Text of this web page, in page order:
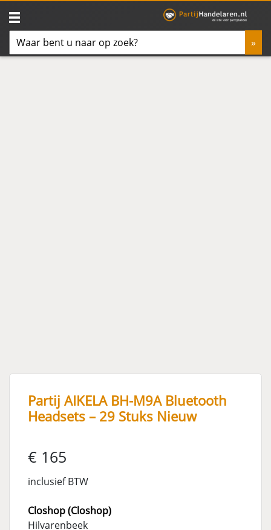
Partij AIKELA BH-M9A Bluetooth
Headsets – 29 Stuks Nieuw
€ 165
inclusief BTW
Closhop (Closhop)
Hilvarenbeek